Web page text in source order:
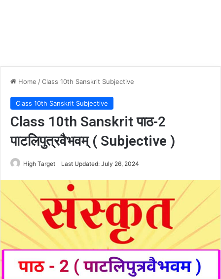
Home /Class 10th Sanskrit Subjective
Class 10th Sanskrit Subjective
Class 10th Sanskrit पाठ-2
पाटलिपुत्रवैभवम् ( Subjective )
High Target Last Updated: July 26, 2024